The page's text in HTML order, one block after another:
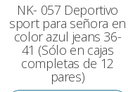
NK- 057 Deportivo
sport para señora en
color azul jeans 36-
41 (Sólo en cajas
completas de 12
pares)